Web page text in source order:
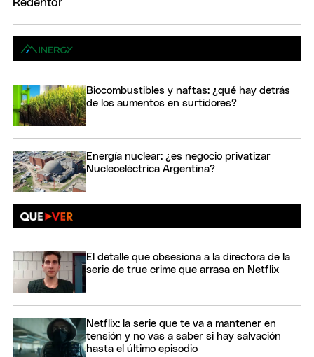
Biocombustibles y naftas: ¿qué hay detrás
de los aumentos en surtidores?
Energía nuclear: ¿es negocio privatizar
Nucleoeléctrica Argentina?
El detalle que obsesiona a la directora de la
serie de true crime que arrasa en Netflix
Netflix: la serie que te va a mantener en
tensión y no vas a saber si hay salvación
hasta el último episodio